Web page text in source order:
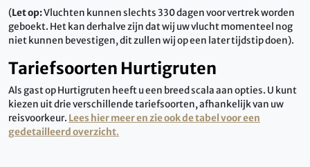
(Let op:Vluchten kunnen slechts 330 dagen voor vertrek worden
geboekt. Het kan derhalve zijn dat wij uw vlucht momenteel nog
niet kunnen bevestigen, dit zullen wij op een later tijdstip doen).
Tariefsoorten Hurtigruten
Als gast op Hurtigruten heeft u een breed scala aan opties. U kunt
kiezen uit drie verschillende tariefsoorten, afhankelijk van uw
reisvoorkeur. Lees hier meer en zie ook de tabel voor een
gedetailleerd overzicht.